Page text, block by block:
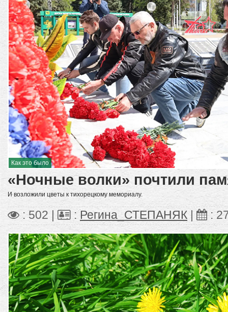
Как это было
«Ночные волки» почтили
И возложили цветы к тихорецкому мемориалу.
: 502 | : Регина_СТЕПАНЯК :